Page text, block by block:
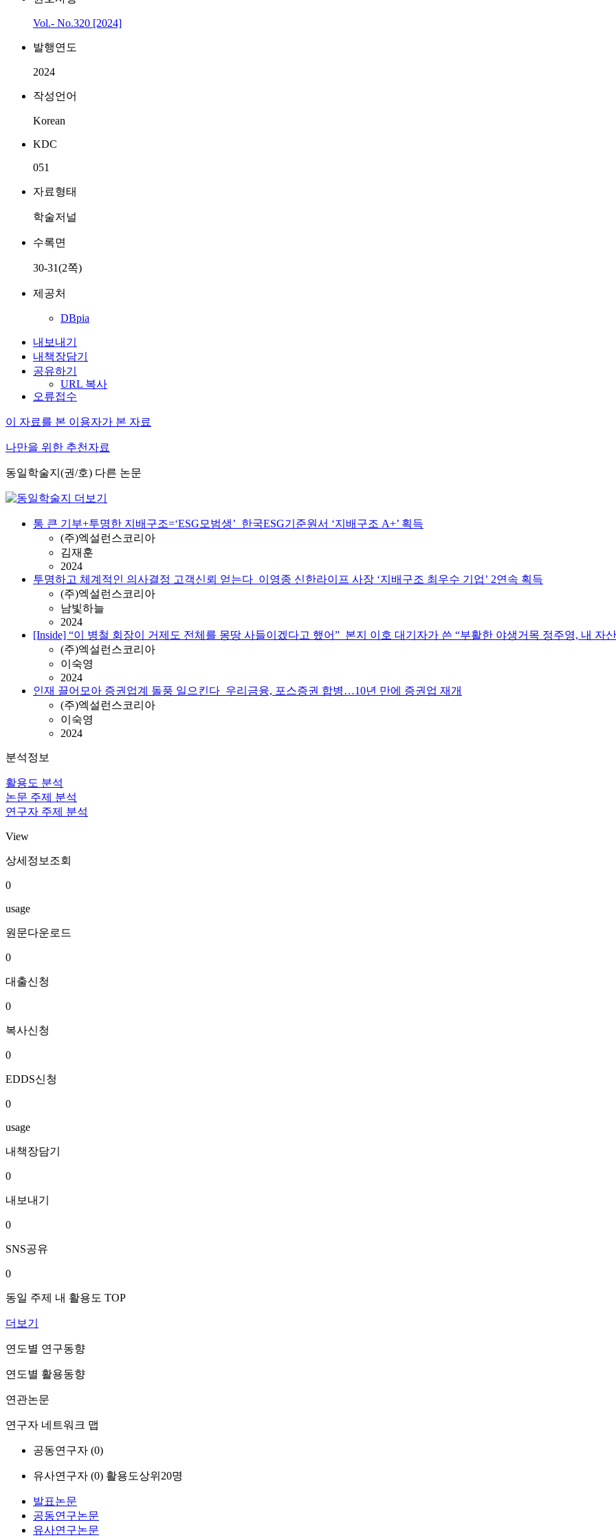
Vol.- No.320 [2024]
발행연도
2024
작성언어
Korean
KDC
051
자료형태
학술저널
수록면
30-31(2쪽)
제공처
DBpia
내보내기
내책장담기
공유하기
URL 복사
오류접수
이 자료를 본 이용자가 본 자료
나만을 위한 추천자료
동일학술지(권/호) 다른 논문
통 큰 기부+투명한 지배구조=‘ESG모범생’_한국ESG기준원서 ‘지배구조 A+’ 획득
(주)엑설런스코리아
김재훈
2024
투명하고 체계적인 의사결정 고객신뢰 얻는다_이영종 신한라이프 사장 ‘지배구조 최우수 기업’ 2연속 획득
(주)엑설런스코리아
남빛하늘
2024
[Inside] “이 병철 회장이 거제도 전체를 몽땅 사들이겠다고 했어”_본지 이호 대기자가 쓴 “부활한 야생거목 정주영, 내 자
(주)엑설런스코리아
이숙영
2024
인재 끌어모아 증권업계 돌풍 일으킨다_우리금융, 포스증권 합병…10년 만에 증권업 재개
(주)엑설런스코리아
이숙영
2024
분석정보
활용도 분석
논문 주제 분석
연구자 주제 분석
View
상세정보조회
0
usage
원문다운로드
0
대출신청
0
복사신청
0
EDDS신청
0
usage
내책장담기
0
내보내기
0
SNS공유
0
동일 주제 내 활용도 TOP
더보기
연도별 연구동향
연도별 활용동향
연관논문
연구자 네트워크 맵
공동연구자 (0)
유사연구자 (0) 활용도상위20명
발표논문
공동연구논문
유사연구논문